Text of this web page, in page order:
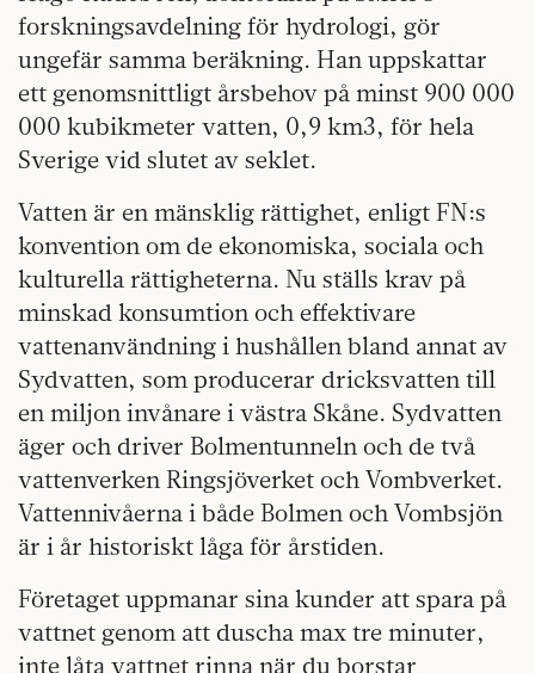
forskningsavdelning för hydrologi, gör
ungefär samma beräkning. Han uppskattar
ett genomsnittligt årsbehov på minst 900 000
000 kubikmeter vatten, 0,9 km3, för hela
Sverige vid slutet av seklet.
Vatten är en mänsklig rättighet, enligt FN:s
konvention om de ekonomiska, sociala och
kulturella rättigheterna. Nu ställs krav på
minskad konsumtion och effektivare
vattenanvändning i hushållen bland annat av
Sydvatten, som producerar dricksvatten till
en miljon invånare i västra Skåne. Sydvatten
äger och driver Bolmentunneln och de två
vattenverken Ringsjöverket och Vombverket.
Vattennivåerna i både Bolmen och Vombsjön
är i år historiskt låga för årstiden.
Företaget uppmanar sina kunder att spara på
vattnet genom att duscha max tre minuter,
inte låta vattnet rinna när du borstar